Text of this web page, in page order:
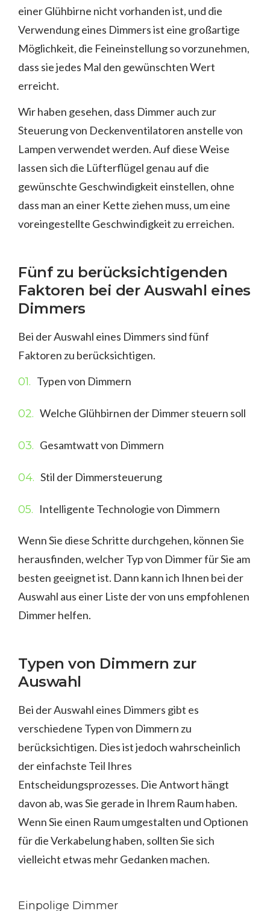
einer Glühbirne nicht vorhanden ist, und die
Verwendung eines Dimmers ist eine großartige
Möglichkeit, die Feineinstellung so vorzunehmen,
dass sie jedes Mal den gewünschten Wert
erreicht.
Wir haben gesehen, dass Dimmer auch zur
Steuerung von Deckenventilatoren anstelle von
Lampen verwendet werden. Auf diese Weise
lassen sich die Lüfterflügel genau auf die
gewünschte Geschwindigkeit einstellen, ohne
dass man an einer Kette ziehen muss, um eine
voreingestellte Geschwindigkeit zu erreichen.
Fünf zu berücksichtigenden
Faktoren bei der Auswahl eines
Dimmers
Bei der Auswahl eines Dimmers sind fünf
Faktoren zu berücksichtigen.
Typen von Dimmern
Welche Glühbirnen der Dimmer steuern soll
Gesamtwatt von Dimmern
Stil der Dimmersteuerung
Intelligente Technologie von Dimmern
Wenn Sie diese Schritte durchgehen, können Sie
herausfinden, welcher Typ von Dimmer für Sie am
besten geeignet ist. Dann kann ich Ihnen bei der
Auswahl aus einer Liste der von uns empfohlenen
Dimmer helfen.
Typen von Dimmern zur
Auswahl
Bei der Auswahl eines Dimmers gibt es
verschiedene Typen von Dimmern zu
berücksichtigen. Dies ist jedoch wahrscheinlich
der einfachste Teil Ihres
Entscheidungsprozesses. Die Antwort hängt
davon ab, was Sie gerade in Ihrem Raum haben.
Wenn Sie einen Raum umgestalten und Optionen
für die Verkabelung haben, sollten Sie sich
vielleicht etwas mehr Gedanken machen.
Einpolige Dimmer